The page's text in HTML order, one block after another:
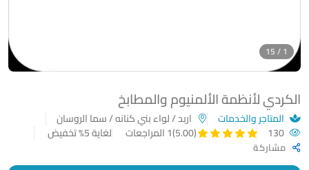
الكردي لأنظمة الألمنيوم والمطابخ
المتاجر والخدمات
اربد / لواء بني كنانه / سما الروسان
(5.00) 1 المراجعات لغاية 5% تخفيض
مشاركة
1 / 15